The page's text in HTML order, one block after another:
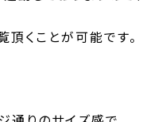
くことが可能です。